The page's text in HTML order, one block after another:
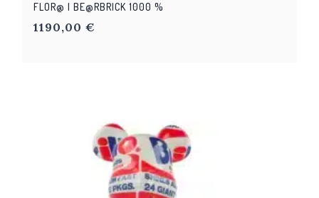
FLOR@ | BE@RBRICK 1000 %
1190,00 €